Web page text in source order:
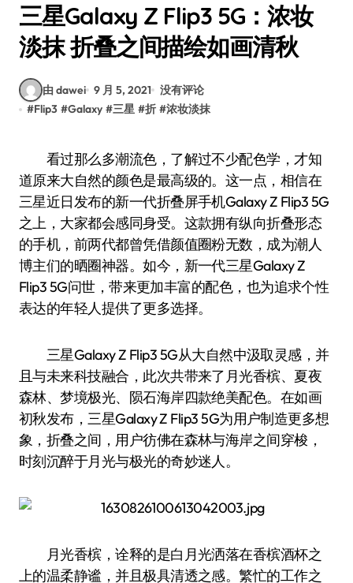
三星Galaxy Z Flip3 5G：浓妆
淡抹 折叠之间描绘如画清秋
由 dawei 9 月 5, 2021 没有评论
#Flip3 #Galaxy #三星 #折 #浓妆淡抹
看过那么多潮流色，了解过不少配色学，才知
道原来大自然的颜色是最高级的。这一点，相信在
三星近日发布的新一代折叠屏手机Galaxy Z Flip3 5G
之上，大家都会感同身受。这款拥有纵向折叠形态
的手机，前两代都曾凭借颜值圈粉无数，成为潮人
博主们的晒圈神器。如今，新一代三星Galaxy Z
Flip3 5G问世，带来更加丰富的配色，也为追求个性
表达的年轻人提供了更多选择。
三星Galaxy Z Flip3 5G从大自然中汲取灵感，并
且与未来科技融合，此次共带来了月光香槟、夏夜
森林、梦境极光、陨石海岸四款绝美配色。在如画
初秋发布，三星Galaxy Z Flip3 5G为用户制造更多想
象，折叠之间，用户彷佛在森林与海岸之间穿梭，
时刻沉醉于月光与极光的奇妙迷人。
月光香槟，诠释的是白月光洒落在香槟酒杯之
上的温柔静谧，并且极具清透之感。繁忙的工作之